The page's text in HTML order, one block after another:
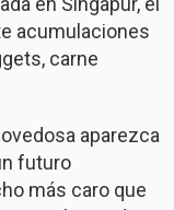
acumulaciones
carne
aparezca
futuro
más caro que